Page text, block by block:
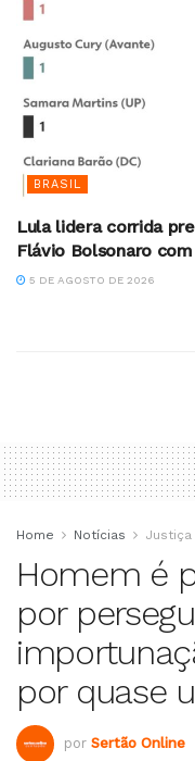
BRASIL
Lula lidera corrida
Flávio Bolsonaro
5 DE AGOSTO DE 2026
Home Notícias Justiça
Homem é
por
por quase
por Sertão Online